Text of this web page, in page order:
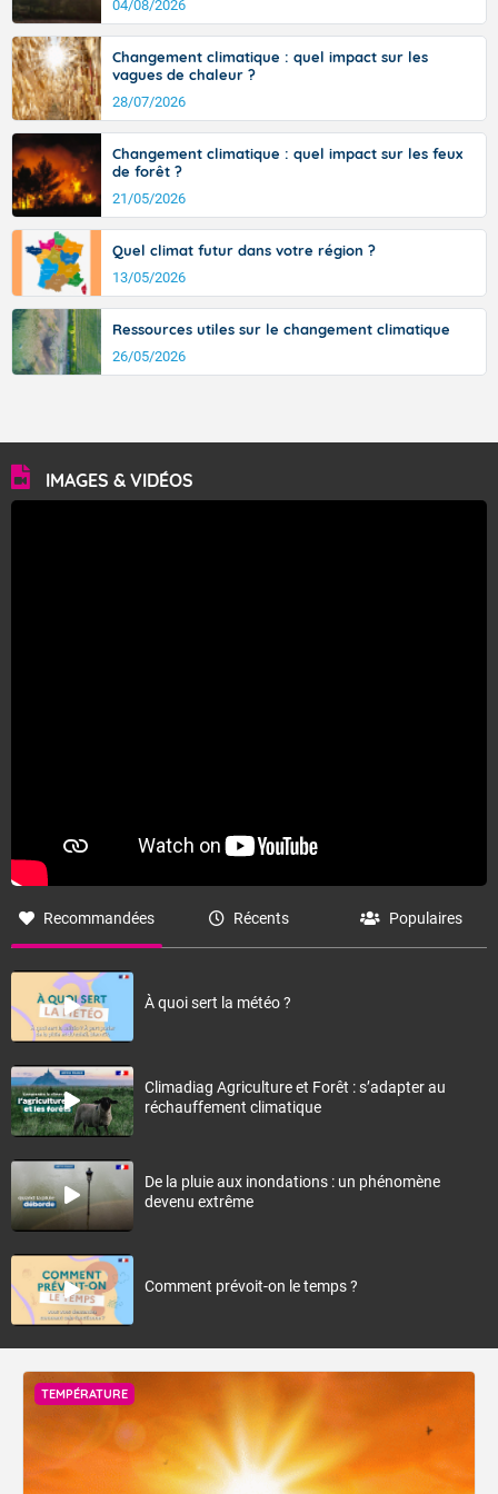
avec des pointes jusqu'à 37 à 38 degrés dans l'arrière-
pays varois et en vallée de la Garonne.
Fermer
04/08/2026
Changement climatique : quel impact sur les
vagues de chaleur ?
28/07/2026
Changement climatique : quel impact sur les feux
de forêt ?
21/05/2026
Quel climat futur dans votre région ?
13/05/2026
Ressources utiles sur le changement climatique
26/05/2026
IMAGES & VIDÉOS
Recommandées Récents Populaires
À quoi sert la météo ?
Climadiag Agriculture et Forêt : s’adapter au
réchauffement climatique
De la pluie aux inondations : un phénomène
devenu extrême
Comment prévoit-on le temps ?
TEMPÉRATURE